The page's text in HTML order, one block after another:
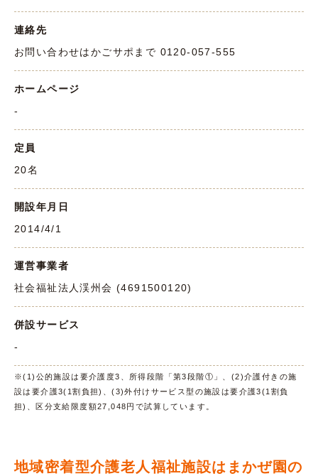
連絡先
お問い合わせはかごサポまで 0120-057-555
ホームページ
-
定員
20名
開設年月日
2014/4/1
運営事業者
社会福祉法人渓州会 (4691500120)
併設サービス
-
※(1)公的施設は要介護度3、所得段階「第3段階①」、(2)介護付きの施
設は要介護3(1割負担)、(3)外付けサービス型の施設は要介護3(1割負
担)、区分支給限度額27,048円で試算しています。
地域密着型介護老人福祉施設はまかぜ園の